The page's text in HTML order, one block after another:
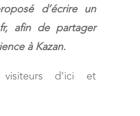
d’écrire un
afin de partager
à Kazan.
d’ici et